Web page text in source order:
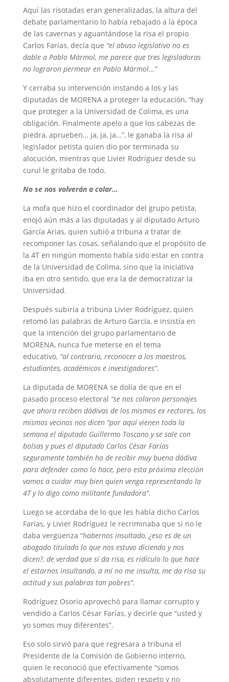
Aquí las risotadas eran generalizadas, la altura del
debate parlamentario lo había rebajado a la época
de las cavernas y aguantándose la risa el propio
Carlos Farías, decía que “el abuso legislativo no es
dable a Pablo Mármol, me parece que tres legisladoras
no lograron permear en Pablo Mármol…”
Y cerraba su intervención instando a los y las
diputadas de MORENA a proteger la educación, “hay
que proteger a la Universidad de Colima, es una
obligación. Finalmente apelo a que los cabezas de
piedra, aprueben… ja, ja, ja…”, le ganaba la risa al
legislador petista quien dio por terminada su
alocución, mientras que Livier Rodríguez desde su
curul le gritaba de todo.
No se nos volverán a colar…
La mofa que hizo el coordinador del grupo petista,
enojó aún más a las diputadas y al diputado Arturo
García Arias, quien subió a tribuna a tratar de
recomponer las cosas, señalando que el propósito de
la 4T en ningún momento había sido estar en contra
de la Universidad de Colima, sino que la iniciativa
iba en otro sentido, que era la de democratizar la
Universidad.
Después subiría a tribuna Livier Rodríguez, quien
retomó las palabras de Arturo García, e insistía en
que la intención del grupo parlamentario de
MORENA, nunca fue meterse en el tema
educativo, “al contrario, reconocer a los maestros,
estudiantes, académicos e investigadores”.
La diputada de MORENA se dolía de que en el
pasado proceso electoral “se nos colaron personajes
que ahora reciben dádivas de los mismos ex rectores, los
mismos vecinos nos dicen “por aquí vienen toda la
semana el diputado Guillermo Toscano y se sale con
bolsas y pues el diputado Carlos César Farías
seguramente también ha de recibir muy buena dádiva
para defender como lo hace, pero esta próxima elección
vamos a cuidar muy bien quien venga representando la
4T y lo digo como militante fundadora”.
Luego se acordaba de lo que les había dicho Carlos
Farías, y Livier Rodríguez le recriminaba que si no le
daba vergüenza “habernos insultado, ¿eso es de un
abogado titulado lo que nos estuvo diciendo y nos
dicen?, de verdad que sí da risa, es ridículo lo que hace
el estarnos insultando, a mí no me insulta, me da risa su
actitud y sus palabras tan pobres”.
Rodríguez Osorio aprovechó para llamar corrupto y
vendido a Carlos César Farías, y decirle que “usted y
yo somos muy diferentes”.
Eso solo sirvió para que regresara a tribuna el
Presidente de la Comisión de Gobierno interno,
quien le reconoció que efectivamente “somos
absolutamente diferentes, piden respeto y no